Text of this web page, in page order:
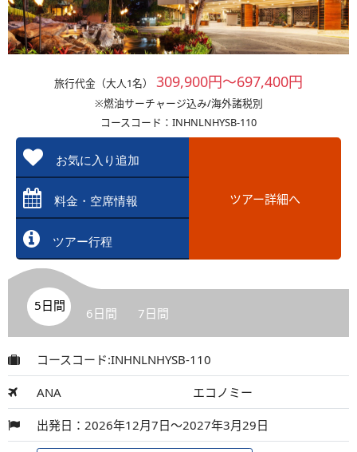
旅行代金（大人1名） 309,900円～697,400円
※燃油サーチャージ込み/海外諸税別
コースコード：INHNLNHYSB-110
お気に入り追加
料金・空席情報
ツアー行程
ツアー詳細へ
5日間 6日間 7日間
コースコード:INHNLNHYSB-110
ANA エコノミー
出発日：2026年12月7日～2027年3月29日